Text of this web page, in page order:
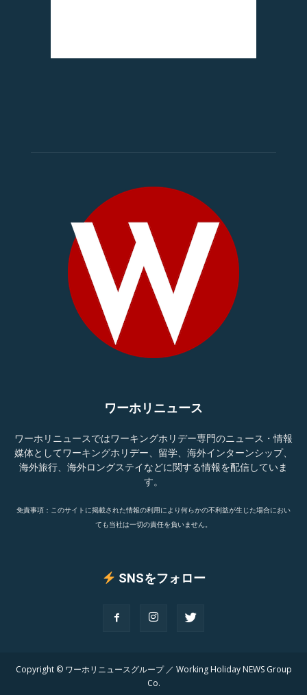
ワーホリニュース
ワーホリニュースではワーキングホリデー専門のニュース・情報
媒体としてワーキングホリデー、留学、海外インターンシップ、
海外旅行、海外ロングステイなどに関する情報を配信していま
す。
免責事項：このサイトに掲載された情報の利用により何らかの不利益が生じた場合におい
ても当社は一切の責任を負いません。
SNSをフォロー
Copyright © ワーホリニュースグループ ／ Working Holiday NEWS Group
Co.